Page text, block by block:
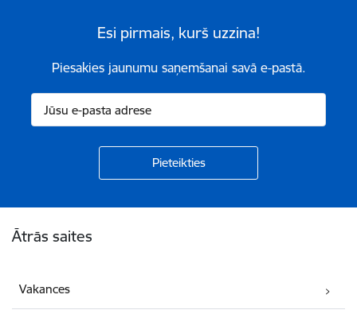
Esi pirmais, kurš uzzina!
Piesakies jaunumu saņemšanai savā e-pastā.
Ātrās saites
Vakances